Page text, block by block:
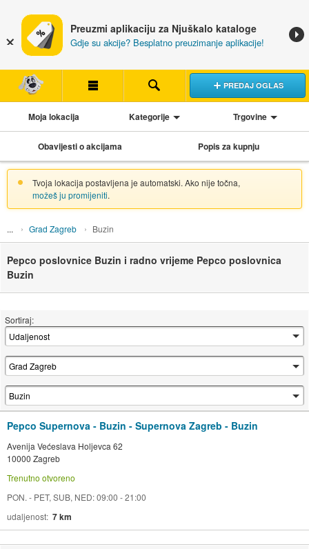
Preuzmi aplikaciju za Njuškalo kataloge
Gdje su akcije? Besplatno preuzimanje aplikacije!
PREDAJ OGLAS
Moja lokacija Kategorije Trgovine
Obavijesti o akcijama Popis za kupnju
Tvoja lokacija postavljena je automatski. Ako nije točna,
možeš ju promijeniti.
Grad Zagreb Buzin
Pepco poslovnice Buzin i radno vrijeme Pepco poslovnica
Buzin
Sortiraj:
Pepco Supernova - Buzin - Supernova Zagreb - Buzin
Avenija Većeslava Holjevca 62
10000 Zagreb
Trenutno otvoreno
PON. - PET, SUB, NED: 09:00 - 21:00
udaljenost 7 km